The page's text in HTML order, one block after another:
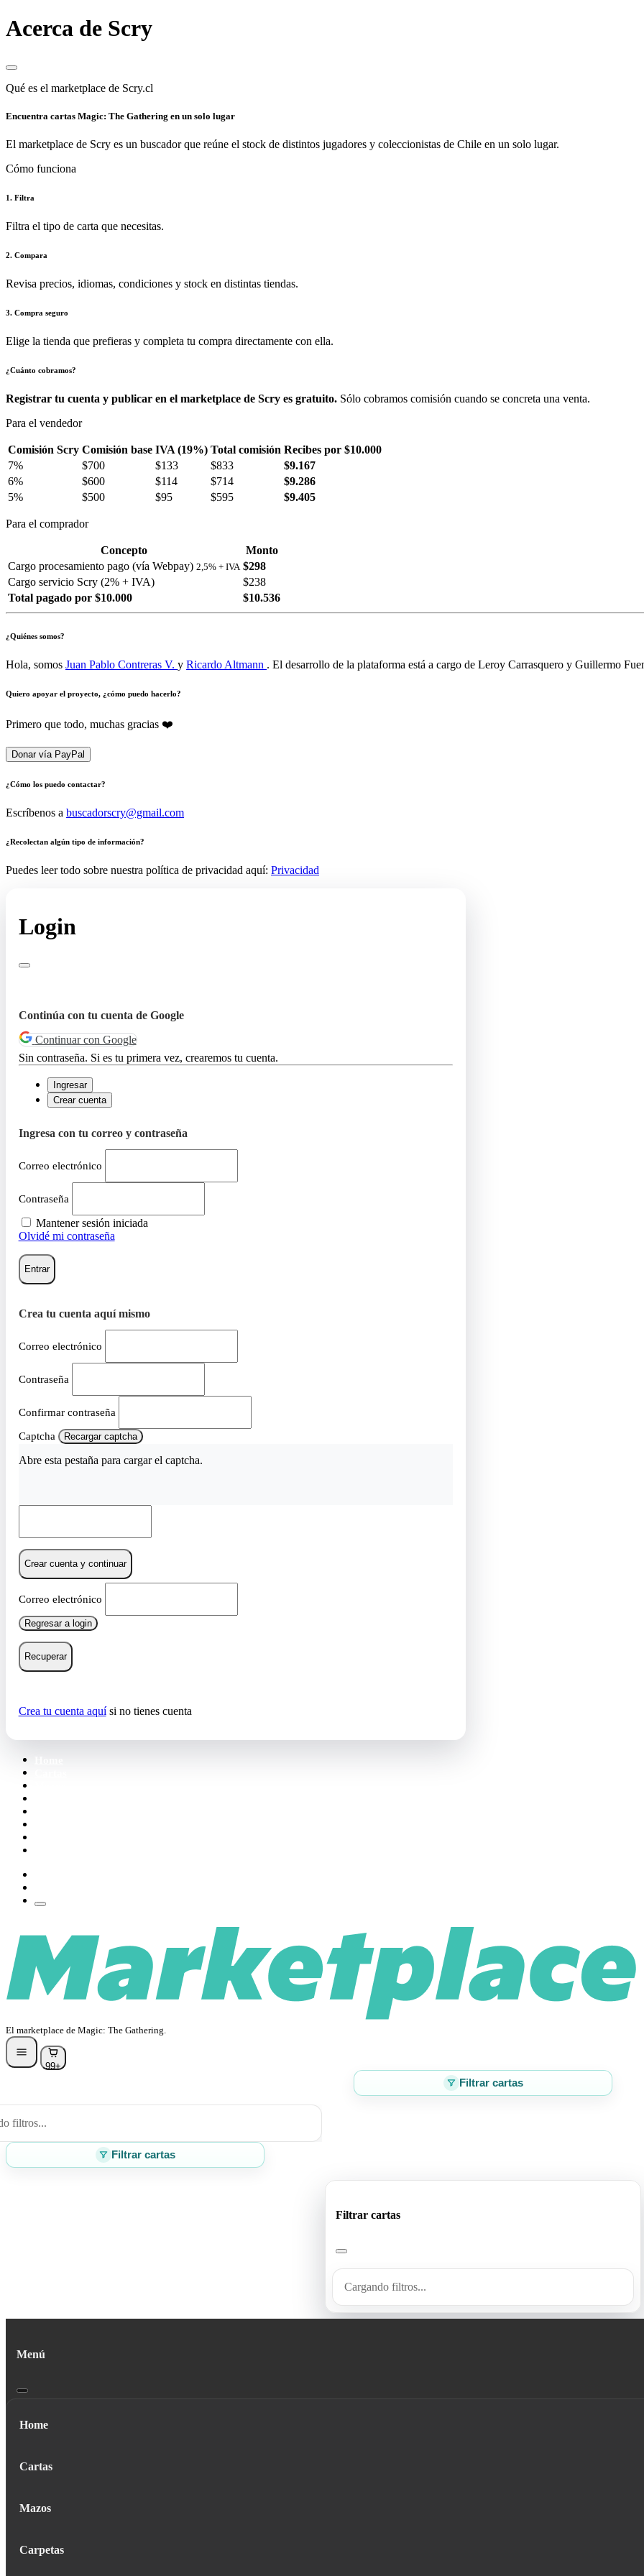
Acerca de Scry
Qué es el marketplace de Scry.cl
Encuentra cartas Magic: The Gathering en un solo lugar
El marketplace de Scry es un buscador que reúne el stock de distintos jugadores y coleccionistas de Chile en un solo lugar.
Cómo funciona
1. Filtra
Filtra el tipo de carta que necesitas.
2. Compara
Revisa precios, idiomas, condiciones y stock en distintas tiendas.
3. Compra seguro
Elige la tienda que prefieras y completa tu compra directamente con ella.
¿Cuánto cobramos?
Registrar tu cuenta y publicar en el marketplace de Scry es gratuito. Sólo cobramos comisión cuando se concreta una venta.
Para el vendedor
Comisión Scry Comisión base IVA (19%) Total comisión Recibes por $10.000
7%
$700 $133 $833
$9.167
6%
$600 $114 $714
$9.286
5%
$500 $95 $595 $9.405
Para el comprador
Concepto
Monto
Cargo procesamiento pago (vía Webpay) 2,5% + IVA $298
Cargo servicio Scry (2% + IVA)
$238
Total pagado por $10.000
$10.536
¿Quiénes somos?
Hola, somos Juan Pablo Contreras V. y Ricardo Altmann . El desarrollo de la plataforma está a cargo de Leroy Carrasquero y Guillermo
Quiero apoyar el proyecto, ¿cómo puedo hacerlo?
Primero que todo, muchas gracias ❤️
Donar vía PayPal
¿Cómo los puedo contactar?
Escríbenos a buscadorscry@gmail.com
¿Recolectan algún tipo de información?
Puedes leer todo sobre nuestra política de privacidad aquí: Privacidad
Login
Continúa con tu cuenta de Google
Continuar con Google
Sin contraseña. Si es tu primera vez, crearemos tu cuenta.
Ingresar
Crear cuenta
Ingresa con tu correo y contraseña
Correo electrónico
Contraseña
Mantener sesión iniciada
Olvidé mi contraseña
Entrar
Crea tu cuenta aquí mismo
Correo electrónico
Contraseña
Confirmar contraseña
Captcha Recargar captcha
Abre esta pestaña para cargar el captcha.
Crear cuenta y continuar
Correo electrónico
Regresar a login
Recuperar
Crea tu cuenta aquísi no tienes cuenta
El marketplace de Magic: The Gathering.
99+
Filtrar cartas
filtros...
Filtrar cartas
Filtrar cartas
Cargando filtros...
Menú
Home
Cartas
Mazos
Carpetas